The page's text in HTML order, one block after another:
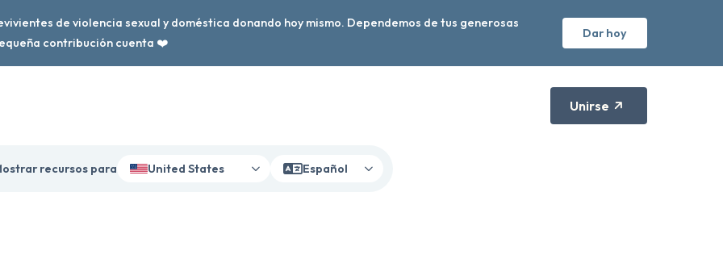
de violencia sexual y doméstica donando hoy mismo. Dependemos de tus generosas
contribución cuenta ❤️
Dar hoy
Unirse
recursos para United States Español